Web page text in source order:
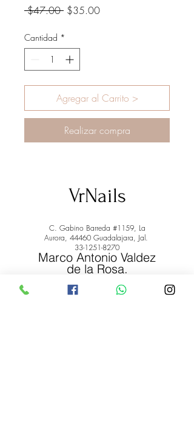
$47.00 Precio
$35.00Precio
Cantidad *
Agregar al Carrito >
Realizar compra
VrNails
C. Gabino Barreda #1159, La
Aurora, 44460 Guadalajara, Jal.
33-1251-8270
Marco Antonio Valdez
de la Rosa.